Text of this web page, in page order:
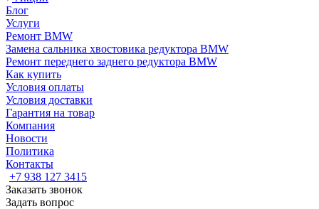
Блог
Услуги
Ремонт BMW
Замена сальника хвостовика редуктора BMW
Ремонт переднего заднего редуктора BMW
Как купить
Условия оплаты
Условия доставки
Гарантия на товар
Компания
Новости
Политика
Контакты
+7 938 127 3415
Заказать звонок
Задать вопрос